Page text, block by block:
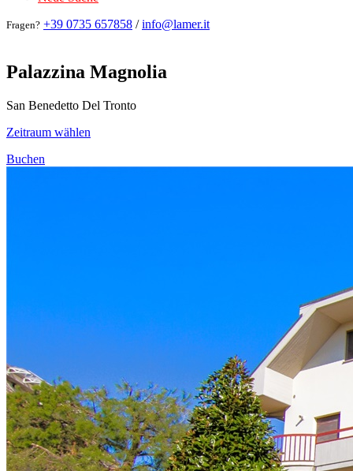
Fragen? +39 0735 657858 /info@lamer.it
Palazzina Magnolia
San Benedetto Del Tronto
Zeitraum wählen
Buchen